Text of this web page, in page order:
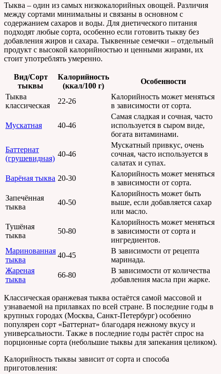
Тыква – один из самых низкокалорийных овощей. Различия
между сортами минимальны и связаны в основном с
содержанием сахаров и воды. Для диетического питания
подходят любые сорта, особенно если готовить тыкву без
добавления жиров и сахара. Тыквенные семечки – отдельный
продукт с высокой калорийностью и ценными жирами, их
стоит употреблять умеренно.
Вид/Сорт
тыквы
Калорийность
(ккал/100 г)
Особенности
Тыква
классическая
22-26
Калорийность может меняться
в зависимости от сорта.
Мускатная 40-46
Самая сладкая и сочная, часто
используется в сыром виде,
богата витаминами.
Баттернат
(грушевидная)
40-46
Мускатный привкус, очень
сочная, часто используется в
салатах и супах.
Варёная тыква 20-30
Калорийность может меняться
в зависимости от сорта.
Запечённая
тыква
40-50
Калорийность может быть
выше, если добавляется сахар
или масло.
Тушёная
тыква
50-80
Калорийность может меняться
в зависимости от сорта и
ингредиентов.
Маринованная
тыква
40-45
В зависимости от рецепта
маринада.
Жареная
тыква
66-80
В зависимости от количества
добавления масла при жарке.
Классическая оранжевая тыква остаётся самой массовой и
узнаваемой на прилавках по всей стране. В последние годы в
крупных городах (Москва, Санкт-Петербург) особенно
популярен сорт «Баттернат» благодаря нежному вкусу и
универсальности. Также в последние годы растёт спрос на
порционные сорта (небольшие тыквы для запекания целиком).
Калорийность тыквы зависит от сорта и способа
приготовления: